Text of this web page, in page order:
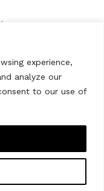
experience,
analyze our
to our use of
textile pour